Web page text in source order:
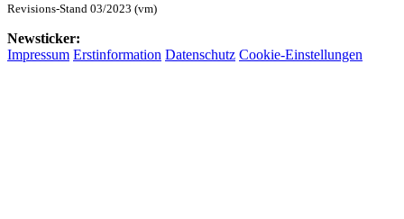
Revisions-Stand 03/2023 (vm)
Newsticker:
Impressum Erstinformation Datenschutz Cookie-Einstellungen